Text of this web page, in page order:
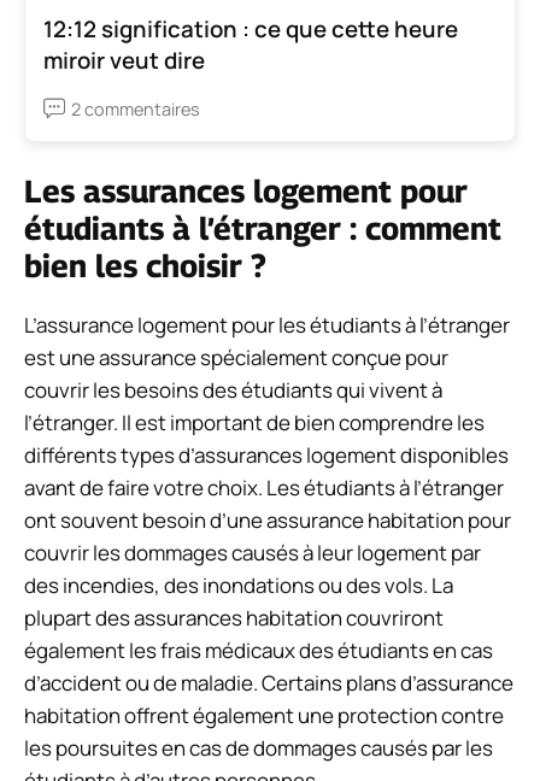
12:12 signification : ce que cette heure
miroir veut dire
2 commentaires
Les assurances logement pour
étudiants à l’étranger : comment
bien les choisir ?
L’assurance logement pour les étudiants à l’étranger
est une assurance spécialement conçue pour
couvrir les besoins des étudiants qui vivent à
l’étranger. Il est important de bien comprendre les
différents types d’assurances logement disponibles
avant de faire votre choix. Les étudiants à l’étranger
ont souvent besoin d’une assurance habitation pour
couvrir les dommages causés à leur logement par
des incendies, des inondations ou des vols. La
plupart des assurances habitation couvriront
également les frais médicaux des étudiants en cas
d’accident ou de maladie. Certains plans d’assurance
habitation offrent également une protection contre
les poursuites en cas de dommages causés par les